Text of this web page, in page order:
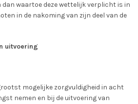
dan waartoe deze wettelijk verplicht is in
in de nakoming van zijn deel van de
uitvoering
mogelijke zorgvuldigheid in acht
nemen en bij de uitvoering van